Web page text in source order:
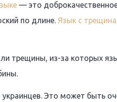
— это
по длине. Язык с
трещины, из-за которых
Это может быть